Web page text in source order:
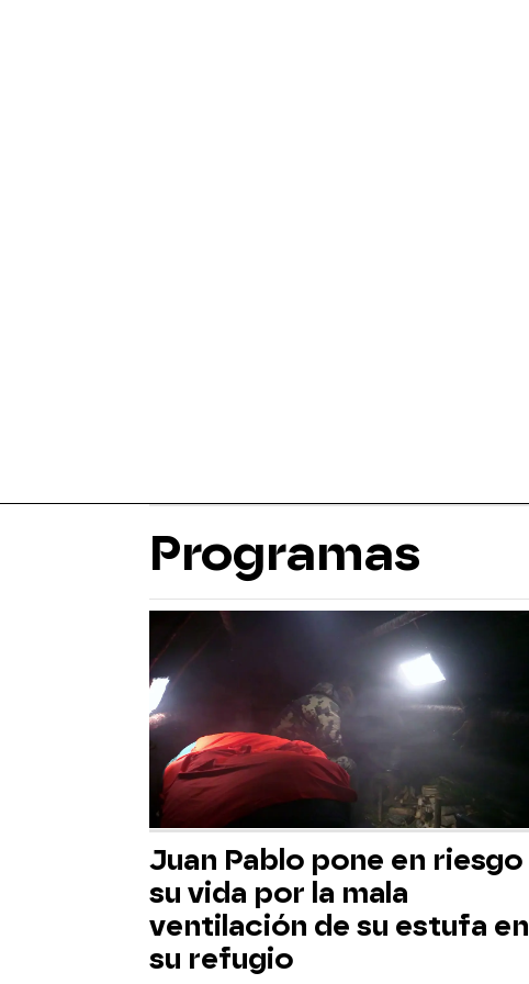
Programas
Juan Pablo pone en riesgo
su vida por la mala
ventilación de su estufa en
su refugio